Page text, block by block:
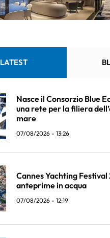
LATEST
Nasce il Consorzio Blue
una rete per la filiera
mare
07/08/2026 - 13:26
Cannes Yachting Festival
anteprime in acqua
07/08/2026 - 12:19